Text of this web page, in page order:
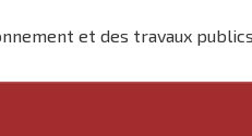
et des travaux